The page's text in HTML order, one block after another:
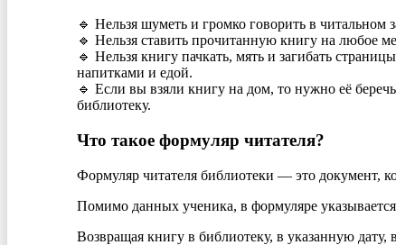
🔹 Нельзя шуметь и громко говорить в читальном
🔹 Нельзя ставить прочитанную книгу на любое
🔹 Нельзя книгу пачкать, мять и загибать
напитками и едой.
🔹 Если вы взяли книгу на дом, то нужно её
библиотеку.
Что такое формуляр читателя?
Формуляр читателя библиотеки — это документ,
Помимо данных ученика, в формуляре
Возвращая книгу в библиотеку, в указанную